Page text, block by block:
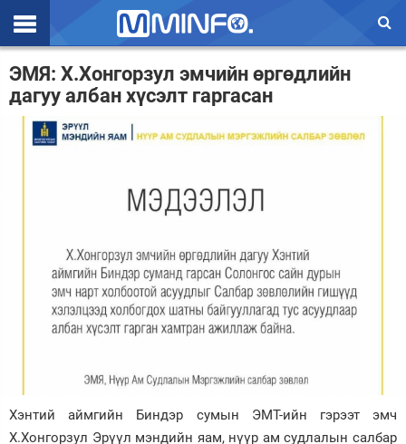
Эхлэл
Цаг агаар
Валют ханш
Үзэл бодол
Нийгэм
Энтертайнмэнт
Зурхай
ЭМЯ: Х.Хонгорзул эмчийн өргөдлийн
дагуу албан хүсэлт гаргасан
Хэнтий аймгийн Биндэр сумын ЭМТ-ийн гэрээт эмч
Х.Хонгорзул Эрүүл мэндийн яам, нүүр ам судлалын салбар